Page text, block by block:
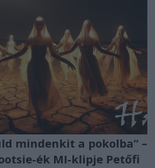
mindenkit a pokolba” –
ék MI-klipje Petőfi